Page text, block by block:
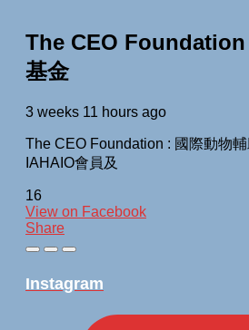
The CEO Foundation
基金
3 weeks 11 hours ago
The CEO Foundation : 國際動物
IAHAIO會員及
16
View on Facebook
Share
Instagram